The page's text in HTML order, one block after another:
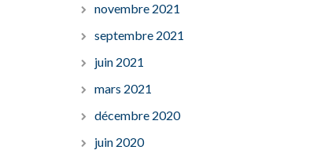
novembre 2021
septembre 2021
juin 2021
mars 2021
décembre 2020
juin 2020